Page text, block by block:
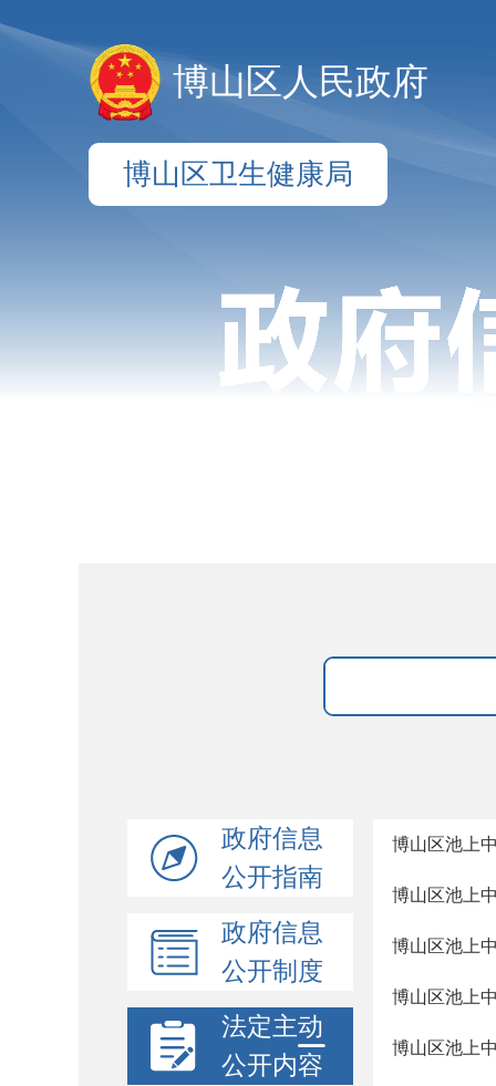
博山区人民政府
博山区卫生健康局
政府信息
公开指南
政府信息
公开制度
法定主动
公开内容
博山区池上
博山区池上
博山区池上
博山区池上
博山区池上